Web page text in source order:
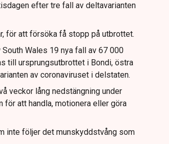
efter tre fall av deltavarianten
för att försöka få stopp på utbrottet.
Wales 19 nya fall av 67 000
till ursprungsutbrottet i Bondi, östra
av coronaviruset i delstaten.
veckor lång nedstängning under
för att handla, motionera eller göra
inte följer det munskyddstvång som